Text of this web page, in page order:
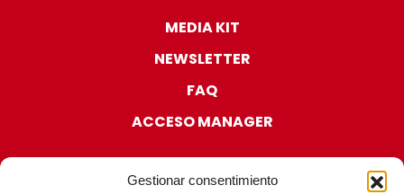
Gestionar consentimiento
MEDIA KIT
NEWSLETTER
FAQ
ACCESO MANAGER